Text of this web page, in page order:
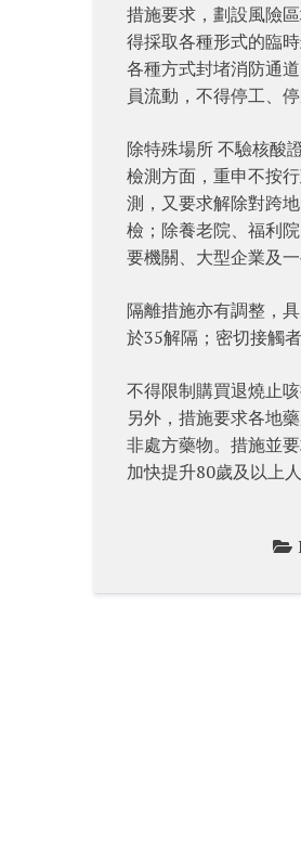
措施要求，劃設風險
得採取各種形式的臨
各種方式封堵消防通
員流動，不得停工、停
除特殊場所 不驗核酸
檢測方面，重申不按
測，又要求解除對跨
檢；除養老院、福利
要機關、大型企業及
隔離措施亦有調整，
於35解隔；密切接觸
不得限制購買退燒止
另外，措施要求各地
非處方藥物。措施並
加快提升80歲及以上